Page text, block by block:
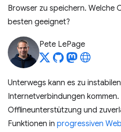
Browser zu speichern. Welche
besten geeignet?
Pete LePage
Unterwegs kann es zu
Internetverbindungen kommen.
Offlineunterstützung und
Funktionen in progressiven